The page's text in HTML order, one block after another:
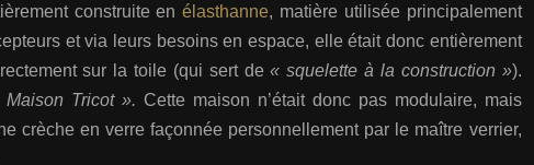
construite enélasthanne, matière utilisée principalement
et via leurs besoins en espace, elle était donc entièrement
sur la toile (qui sert de« squelette à la construction »).
Maison Tricot ». Cette maison n’était donc pas modulaire, mais
crèche en verre façonnée personnellement par le maître verrier,